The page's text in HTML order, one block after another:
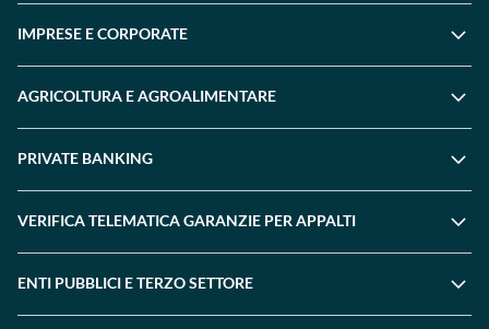
IMPRESE E CORPORATE
AGRICOLTURA E AGROALIMENTARE
PRIVATE BANKING
VERIFICA TELEMATICA GARANZIE PER APPALTI
ENTI PUBBLICI E TERZO SETTORE